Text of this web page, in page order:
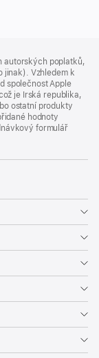
autorských poplatků,
jinak). Vzhledem k
společnost Apple
je Irská republika,
ostatní produkty
hodnoty
formulář